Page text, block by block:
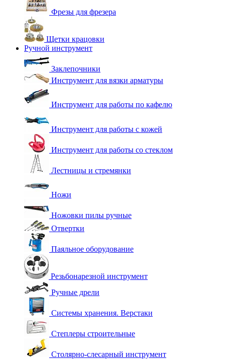
Фрезы для фрезера
Щетки крацовки
Ручной инструмент
Заклепочники
Инструмент для вязки арматуры
Инструмент для работы по кафелю
Инструмент для работы с кожей
Инструмент для работы со стеклом
Лестницы и стремянки
Ножи
Ножовки пилы ручные
Отвертки
Паяльное оборудование
Резьбонарезной инструмент
Ручные дрели
Системы хранения. Верстаки
Степлеры строительные
Столярно-слесарный инструмент